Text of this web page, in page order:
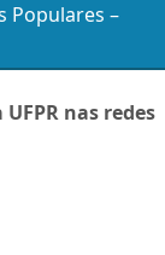
Populares –
nas redes